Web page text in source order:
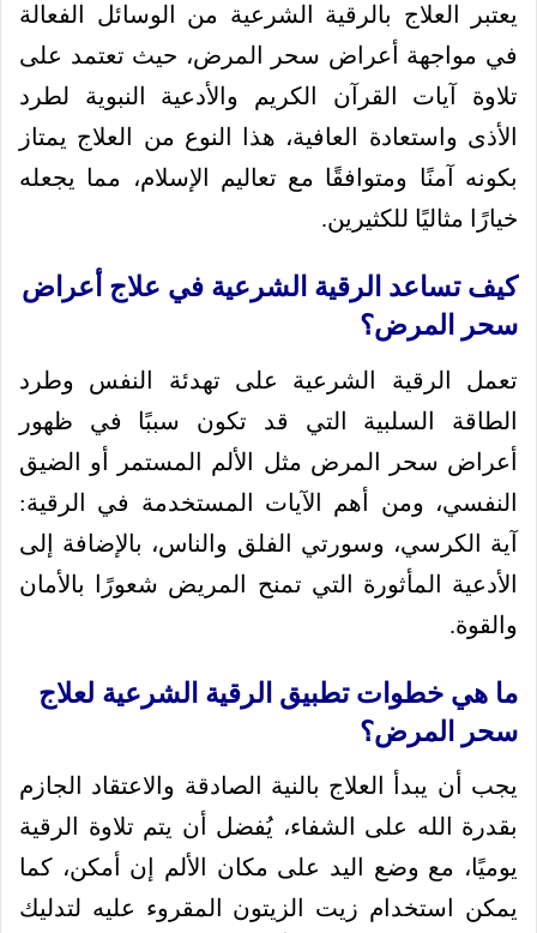
يعتبر العلاج بالرقية الشرعية من الوسائل الفعالة
في مواجهة أعراض سحر المرض، حيث تعتمد على
تلاوة آيات القرآن الكريم والأدعية النبوية لطرد
الأذى واستعادة العافية، هذا النوع من العلاج يمتاز
بكونه آمنًا ومتوافقًا مع تعاليم الإسلام، مما يجعله
خيارًا مثاليًا للكثيرين.
كيف تساعد الرقية الشرعية في علاج أعراض
سحر المرض؟
تعمل الرقية الشرعية على تهدئة النفس وطرد
الطاقة السلبية التي قد تكون سببًا في ظهور
أعراض سحر المرض مثل الألم المستمر أو الضيق
النفسي، ومن أهم الآيات المستخدمة في الرقية:
آية الكرسي، وسورتي الفلق والناس، بالإضافة إلى
الأدعية المأثورة التي تمنح المريض شعورًا بالأمان
والقوة.
ما هي خطوات تطبيق الرقية الشرعية لعلاج
سحر المرض؟
يجب أن يبدأ العلاج بالنية الصادقة والاعتقاد الجازم
بقدرة الله على الشفاء، يُفضل أن يتم تلاوة الرقية
يوميًا، مع وضع اليد على مكان الألم إن أمكن، كما
يمكن استخدام زيت الزيتون المقروء عليه لتدليك